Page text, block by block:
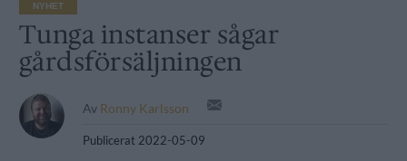
NYHET
Tunga instanser sågar
gårdsförsäljningen
Av Ronny Karlsson
Publicerat 2022-05-09